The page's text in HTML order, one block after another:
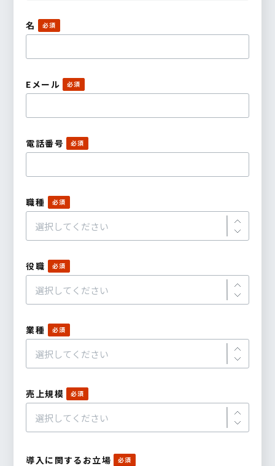
名
Eメール
電話番号
職種
役職
業種
売上規模
導入に関するお立場